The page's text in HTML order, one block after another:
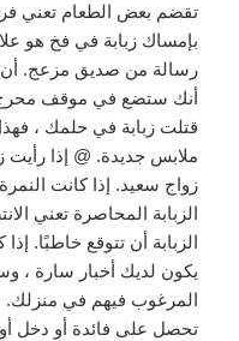
تقضم بعض الطعام تعني
بإمساك زبابة في فخ هو
رسالة من صديق مزعج. أن
أنك ستضع في موقف
قتلت زبابة في حلمك ،
ملابس جديدة. @ إذا رأيت
زواج سعيد. إذا كانت
الزبابة المحاصرة تعني
الزبابة أن تتوقع خاطبًا.
يكون لديك أخبار سارة
المرغوب فيهم في منزلك.
تحصل على فائدة أو دخل